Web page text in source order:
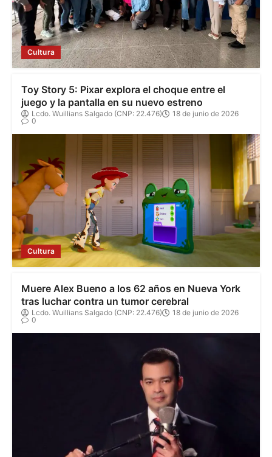
Cultura
Cultura
Toy Story 5: Pixar explora el choque entre el
juego y la pantalla en su nuevo estreno
Lcdo. Wuillians Salgado (CNP: 22.476)
18 de junio de 2026
0
Muere Alex Bueno a los 62 años en Nueva York
tras luchar contra un tumor cerebral
Lcdo. Wuillians Salgado (CNP: 22.476)
18 de junio de 2026
0